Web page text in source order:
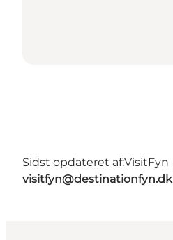
Sidst opdateret af:VisitFyn
visitfyn@destinationfyn.dk